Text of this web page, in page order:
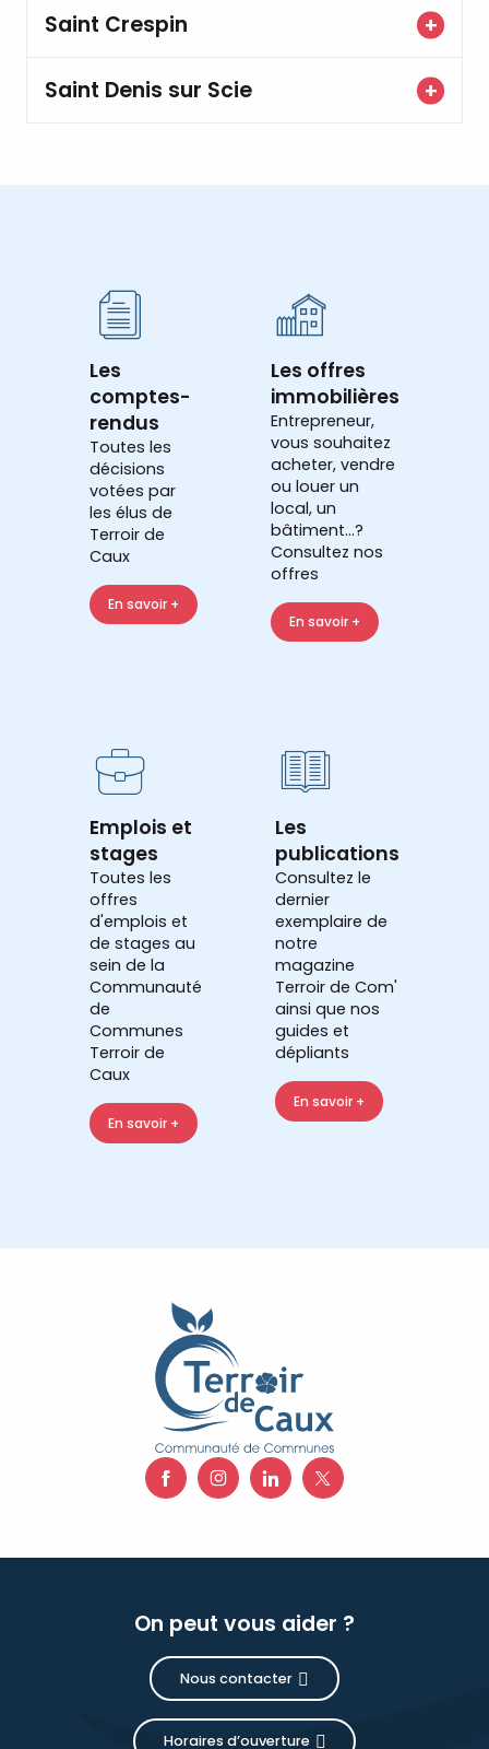
Saint Crespin
Saint Denis sur Scie
Les
comptes-
rendus
Toutes les
décisions
votées par
les élus de
Terroir de
Caux
En savoir +
Les offres
immobilières
Entrepreneur,
vous souhaitez
acheter, vendre
ou louer un
local, un
bâtiment...?
Consultez nos
offres
En savoir +
Emplois et
stages
Toutes les
offres
d'emplois et
de stages au
sein de la
Communauté
de
Communes
Terroir de
Caux
En savoir +
Les
publications
Consultez le
dernier
exemplaire de
notre
magazine
Terroir de Com'
ainsi que nos
guides et
dépliants
En savoir +
On peut vous aider ?
Nous contacter
Horaires d’ouverture